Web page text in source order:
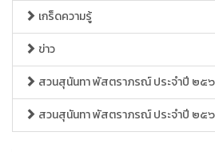
เกร็ดความรู้
ข่าว
สวนสุนันทา พัสตราภรณ์ ประจำปี ๒๕
สวนสุนันทา พัสตราภรณ์ ประจำปี ๒๕